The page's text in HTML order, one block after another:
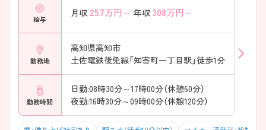
給与
月収 25.7万円～ 年収 308万円～
勤務地
高知県高知市
土佐電鉄後免線「知寄町一丁目駅」徒歩1分
勤務時間
日勤:08時30分～17時00分（休憩60分）
夜勤:16時30分～09時00分（休憩120分）